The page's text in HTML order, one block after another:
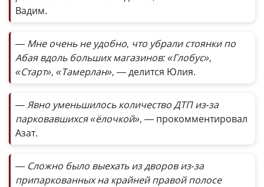
Вадим.
— Мне очень не удобно, что убрали стоянки по
Абая вдоль больших магазинов: «Глобус»,
«Старт», «Тамерлан», — делится Юлия.
— Явно уменьшилось количество ДТП из-за
парковавшихся «ёлочкой», — прокомментировал
Азат.
— Сложно было выехать из дворов из-за
припаркованных на крайней правой полосе